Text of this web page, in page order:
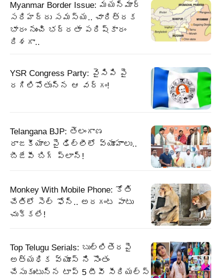
Myanmar Border Issue: మయన్మార్‌
సరిహద్దు సమస్య.. చారిత్రక
భారం నుంచి భద్రతా పరిష్కారం
దిశగా..
YSR Congress Party: వైసిపి పై
రగిలిపోతున్న ఆ వర్గం!
Telangana BJP: తెలంగాణ
రాజకీయాలపై ఢిల్లీలో వ్యూహాలు..
బీజేపీ బిగ్‌ ప్లాన్‌!
Monkey With Mobile Phone: కోతి
చేతిలో సెల్ ఫోన్.. అరగంట పాటు
చుక్కలే!
Top Telugu Serials: బుల్లితెరపై
అత్యధిక వ్యూస్ ని సొంతం
చేసుకుంటున్న టాప్ 5 టీవీ సీరియల్స్